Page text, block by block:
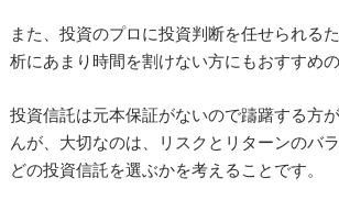
また、投資のプロに投資判断を任せられる
析にあまり時間を割けない方にもおすすめの
投資信託は元本保証がないので躊躇する方
んが、大切なのは、リスクとリターンのバ
どの投資信託を選ぶかを考えることです。